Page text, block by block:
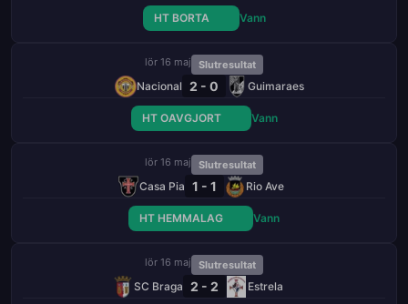
HT BORTA Vann
lör 16 maj Slutresultat
Nacional 2 - 0 Guimaraes
HT OAVGJORT Vann
lör 16 maj Slutresultat
Casa Pia 1 - 1 Rio Ave
HT HEMMALAG Vann
lör 16 maj Slutresultat
SC Braga 2 - 2 Estrela